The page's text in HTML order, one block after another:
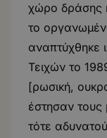
χώρο δράσης
το
αναπτύχθηκε
Τειχών το
[ρωσική,
έστησαν
τότε